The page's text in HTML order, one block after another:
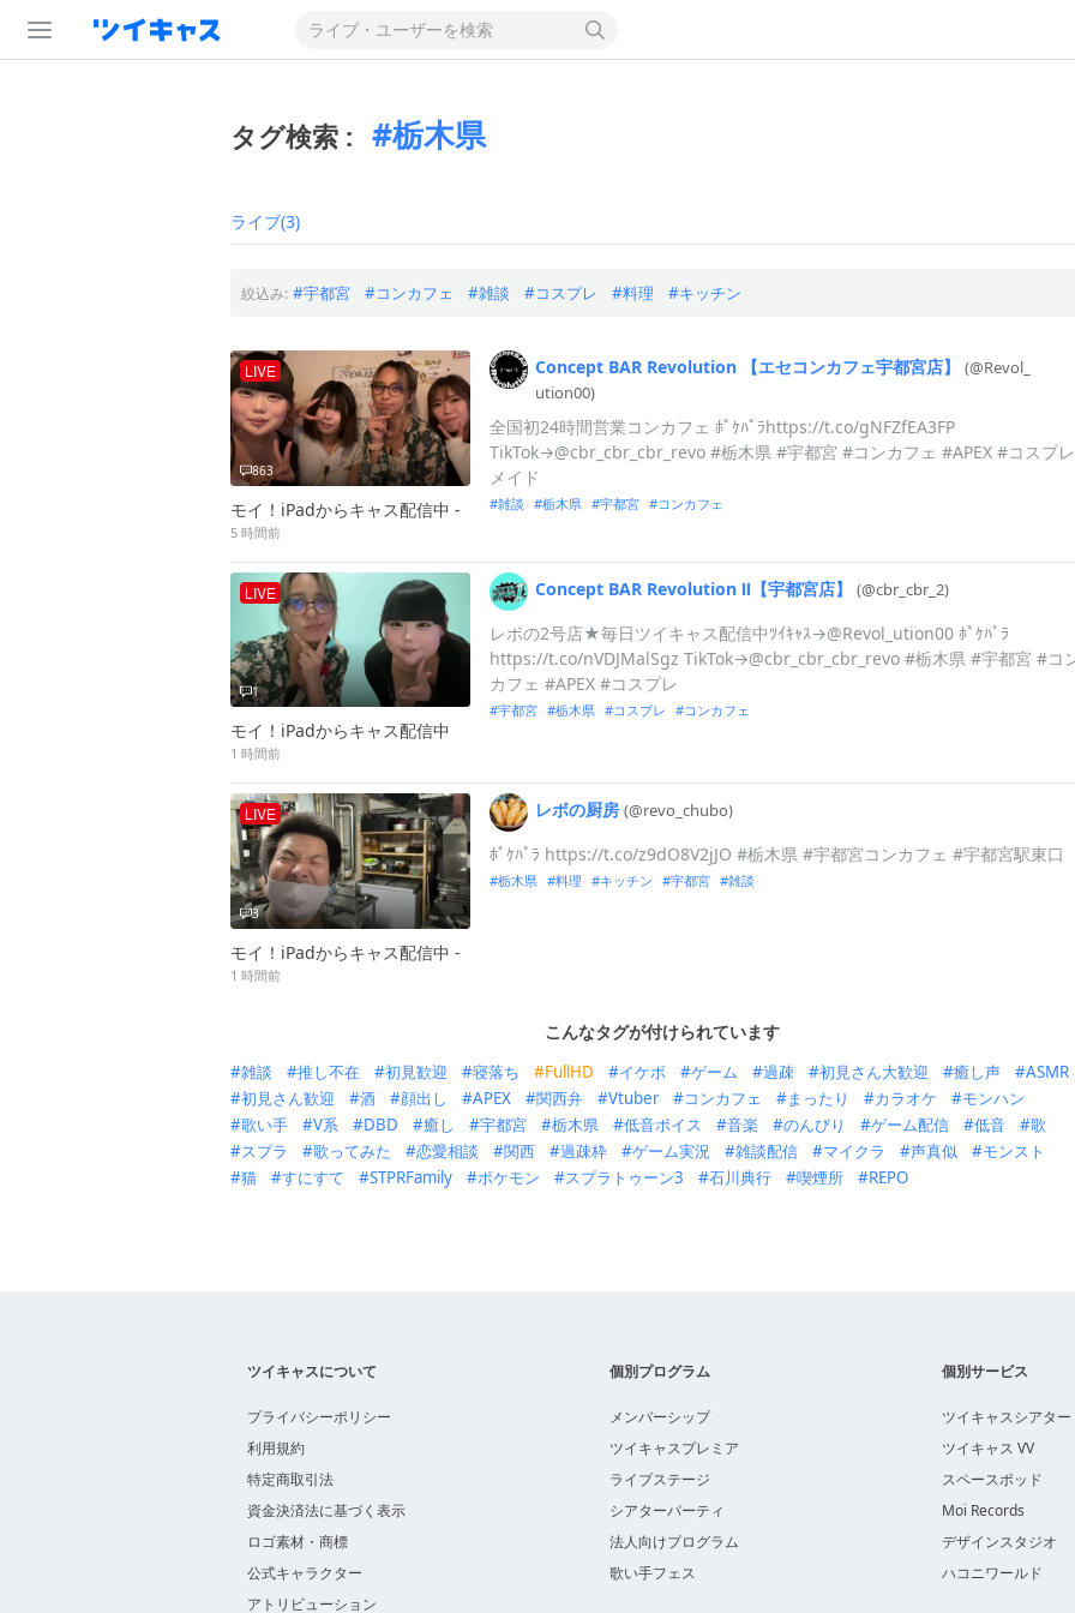
タグ検索 : 栃木県
ライブ(3)
絞込み: 宇都宮 コンカフェ 雑談 コスプレ 料理 キッチン
LIVE
863
モイ！iPadからキャス配信中 -
5 時間前
Concept BAR Revolution 【エセコンカフェ宇都宮店】
(@Revol_
ution00)
全国初24時間営業コンカフェ ﾎﾟｹﾊﾟﾗhttps://t.co/gNFZfEA3FP
TikTok→@cbr_cbr_cbr_revo #栃木県 #宇都宮 #コンカフェ #APEX #コスプ
メイド
雑談 栃木県 宇都宮 コンカフェ
LIVE
1
モイ！iPadからキャス配信中
1 時間前
Concept BAR Revolution Ⅱ【宇都宮店】 (@cbr_ cbr_ 2)
レボの2号店★毎日ツイキャス配信中ﾂｲｷｬｽ→@Revol_ution00 ﾎﾟｹﾊﾟﾗ
https://t.co/nVDJMalSgz TikTok→@cbr_cbr_cbr_revo #栃木県 #宇都宮 #コ
カフェ #APEX #コスプレ
宇都宮 栃木県 コスプレ コンカフェ
LIVE
3
モイ！iPadからキャス配信中 -
1 時間前
レボの厨房 (@revo_ chubo)
ﾎﾟｹﾊﾟﾗ https://t.co/z9dO8V2jJO #栃木県 #宇都宮コンカフェ #宇都宮駅東口
栃木県 料理 キッチン 宇都宮 雑談
こんなタグが付けられています
雑談 推し不在 初見歓迎 寝落ち FullHD イケボ ゲーム 過疎 初見さん大歓迎 癒し声
ASMR
初見さん歓迎
酒 顔出し APEX 関西弁 Vtuber コンカフェ まったり カラオケ
モンハン
歌い手
V系 DBD 癒し 宇都宮 栃木県 低音ボイス 音楽 のんびり ゲーム配信 低音
歌
スプラ
歌ってみた 恋愛相談 関西 過疎枠 ゲーム実況 雑談配信 マイクラ 声真似
モンスト
猫
すにすて STPRFamily ポケモン スプラトゥーン3 石川典行 喫煙所 REPO
ツイキャスについて
プライバシーポリシー
利用規約
特定商取引法
資金決済法に基づく表示
ロゴ素材・商標
公式キャラクター
アトリビューション
個別プログラム
メンバーシップ
ツイキャスプレミア
ライブステージ
シアターパーティ
法人向けプログラム
歌い手フェス
個別サービス
ツイキャスシアター
ツイキャス VV
スペースポッド
Moi Records
デザインスタジオ
ハコニワールド